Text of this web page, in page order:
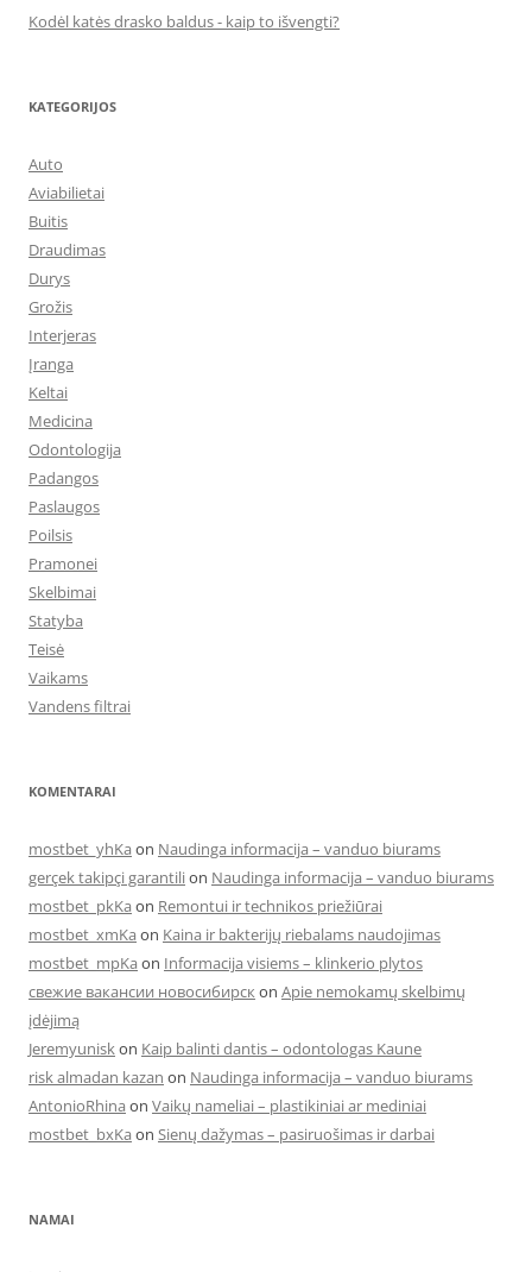
Kodėl katės drasko baldus - kaip to išvengti?
KATEGORIJOS
Auto
Aviabilietai
Buitis
Draudimas
Durys
Grožis
Interjeras
Įranga
Keltai
Medicina
Odontologija
Padangos
Paslaugos
Poilsis
Pramonei
Skelbimai
Statyba
Teisė
Vaikams
Vandens filtrai
KOMENTARAI
mostbet_yhKa on Naudinga informacija – vanduo biurams
gerçek takipçi garantilion Naudinga informacija – vanduo biurams
mostbet_pkKa on Remontui ir technikos priežiūrai
mostbet_xmKa on Kaina ir bakterijų riebalams naudojimas
mostbet_mpKa on Informacija visiems – klinkerio plytos
свежие вакансии новосибирскon Apie nemokamų skelbimų
įdėjimą
Jeremyuniskon Kaip balinti dantis – odontologas Kaune
risk almadan kazan on Naudinga informacija – vanduo biurams
AntonioRhina on Vaikų nameliai – plastikiniai ar mediniai
mostbet_bxKa on Sienų dažymas – pasiruošimas ir darbai
NAMAI